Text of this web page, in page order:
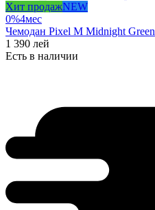
Хит продажNEW
0%4мес
Чемодан Pixel M Midnight Green
1 390 лей
Есть в наличии